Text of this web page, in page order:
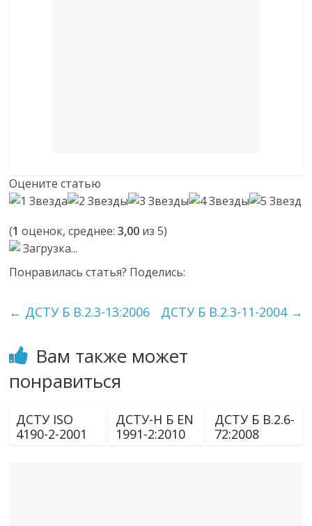
Оцените статью
(1 оценок, среднее:3,00 из 5)
Загрузка...
Понравилась статья? Поделись:
← ДСТУ Б В.2.3-13:2006 ДСТУ Б В.2.3-11-2004 →
Вам также может
понравиться
ДСТУ ISO
4190-2-2001
ДСТУ-Н Б EN
1991-2:2010
ДСТУ Б В.2.6-
72:2008